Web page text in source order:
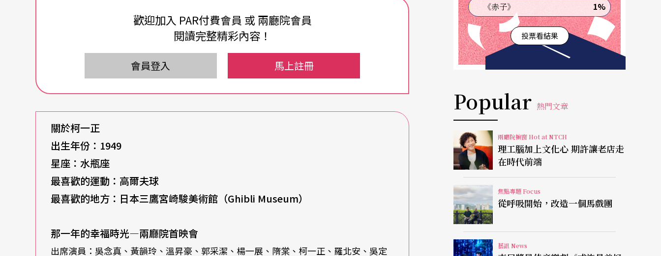
而當年柯一正選擇電影這一行，其實沒有像現在的人想這麼多，關於有沒有飯吃，或者是能不能
成功之類的問題。「年輕的時候比較天真，因為『相信』就可以一直做下去，不知道一件事是多
困難的就走進來了。」柯一正覺得自己比較幸運，正好身處在一波大製作垮掉轉而做文學電影的
小製作時代，而他自己對於情感的觀察和處理是很有興趣的，剛好有機會發揮。
喜歡演和自己不一樣的角色
除了導演這個身分，柯一正也不時在電視、舞台劇的演出中軋上一腳。他喜歡演和自己個性不一
樣的角色，平常不愛講話的他，一演起戲來就變了一個人；由於平常在生活中他就對很多細節觀
察入微，他的演出十分寫實細膩，甚至還曾被提名金鐘獎。相較起當導演，柯一正覺得演戲對自
己來說心態是比較輕鬆的，因為演員只需要顧好自己的部分，但作為一個導演必須考慮到全盤細
節。
他，又找來柯一正的熟悉班底吳念真，以及吳定謙、柯宇綸，促成這兩對父子檔首度同台表演，
歡迎加入 PAR付費會員 或 兩廳院會員
閱讀完整精彩內容！
會員登入 馬上註冊
關於柯一正
出生年份：1949
星座：水瓶座
最喜歡的運動：高爾夫球
最喜歡的地方：日本三鷹宮崎駿美術館（Ghibli Museum）
那一年的幸福時光—兩廳院首映會
出席演員：吳念真、黃韻玲、溫昇豪、郭采潔、楊一展、隋棠、柯一正、羅北安、吳定
《赤子》 1%
投票看結果
Popular 熱門文章
兩廳院櫥窗 Hot at NTCH
理工腦加上文化心 期許讓老店走
在時代前端
焦點專題 Focus
從呼吸開始，改造一個馬戲團
藝訊 News